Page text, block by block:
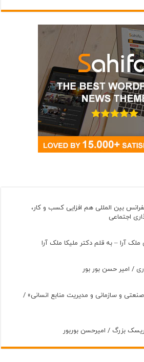
بین المللی هم افزایی کسب و کار،
اجتماعی
آرا – به قلم دکتر ملیکا ملک آرا
/ امیر حسن بور بور
و سازمانی و مدیریت منابع انسانی» /
بزرگ / امیرحسن بوربور